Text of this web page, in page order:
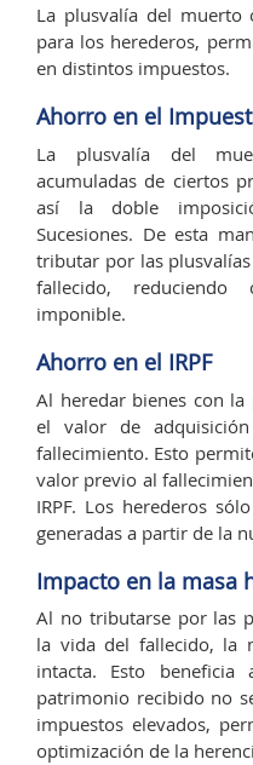
La plusvalía del muerto
para los herederos,
en distintos impuestos.
Ahorro en el
La plusvalía del
acumuladas de ciertos
así la doble
Sucesiones. De esta
tributar por las
fallecido, reduciendo
imponible.
Ahorro en el IRPF
Al heredar bienes con
el valor de
fallecimiento. Esto
valor previo al
IRPF. Los herederos
generadas a partir de la
Impacto en la masa
Al no tributarse por las
la vida del fallecido, la
intacta. Esto
patrimonio recibido no
impuestos elevados,
optimización de la